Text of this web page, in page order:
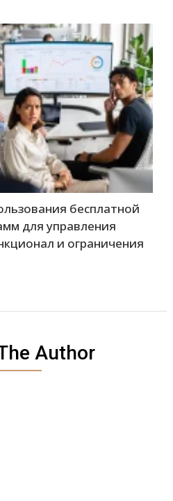
бесплатной
для управления
и ограничения
Author